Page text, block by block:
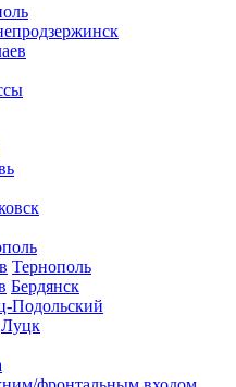
Тернополь
Бердянск
Подольский
Луцк